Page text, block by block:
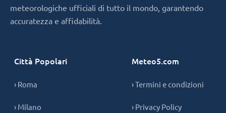
meteorologiche ufficiali di tutto il mondo, garantendo
accuratezza e affidabilità.
Città Popolari
› Roma
› Milano
Meteo5.com
› Termini e condizioni
› Privacy Policy